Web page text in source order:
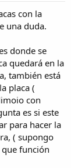
con la
una duda.
donde se
quedará en la
también está
placa (
con
es si este
para hacer la
( supongo
función